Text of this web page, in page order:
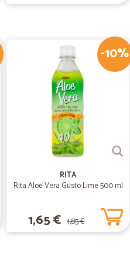
-10%
RITA
Rita Aloe Vera Gusto Lime 500 ml
1,65 € 1,85 €